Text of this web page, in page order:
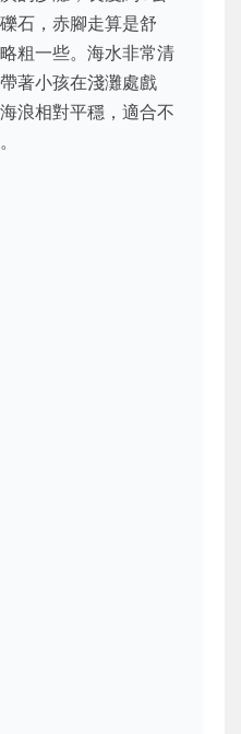
石，赤腳走算是舒
粗一些。海水非常清
著小孩在淺灘處戲
浪相對平穩，適合不